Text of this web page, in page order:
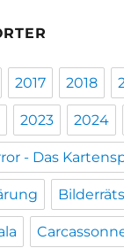
2017 2018
2023 2024
- Das